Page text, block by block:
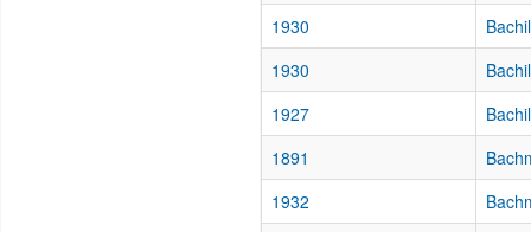
1930
1930
1927
1891
1932